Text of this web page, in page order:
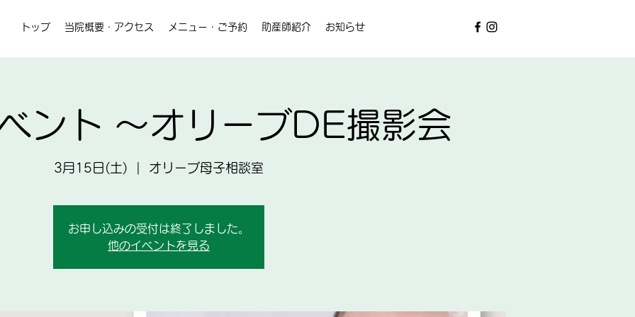
トップ 当院概要・アクセス メニュー・ご予約 助産師紹介 お知らせ
ント ～オリーブDE撮影会
3月15日(土) オリーブ母子相談室
お申し込みの受付は終了しました。
他のイベントを見る